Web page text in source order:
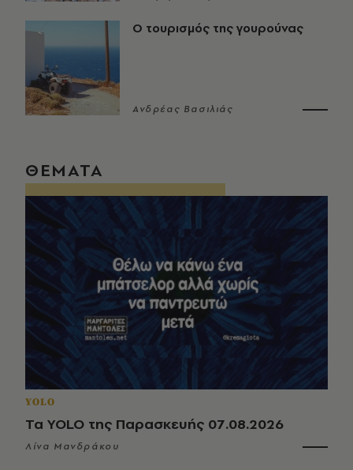
Ο τουρισμός της γουρούνας
Ανδρέας Βασιλιάς
ΘΕΜΑΤΑ
YOLO
Τα YOLO της Παρασκευής 07.08.2026
Λίνα Μανδράκου